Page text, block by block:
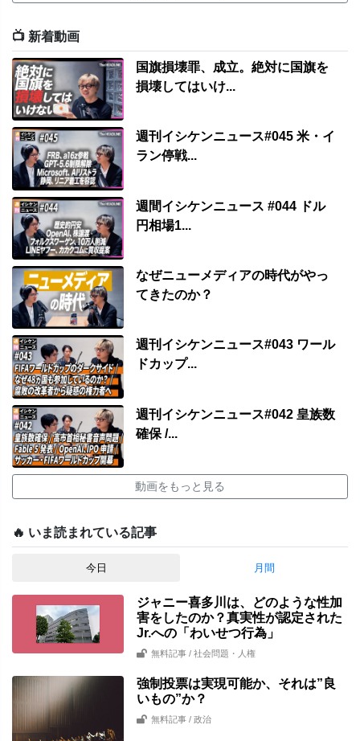
📺 新着動画
国旗損壊罪、成立。絶対に国旗を
損壊してはいけ...
週刊イシケンニュース#045 米・イ
ラン停戦...
週間イシケンニュース #044 ドル
円相場1...
なぜニューメディアの時代がやっ
てきたのか？
週刊イシケンニュース#043 ワール
ドカップ...
週刊イシケンニュース#042 皇族数
確保 /...
動画をもっと見る
🔥 いま読まれている記事
今日 月間
ジャニー喜多川は、どのような性加
害をしたのか？真実性が認定された
Jr.への「わいせつ行為」
無料記事 / 社会問題・人権
強制投票は実現可能か、それは”良
いもの”か？
無料記事 / 政治